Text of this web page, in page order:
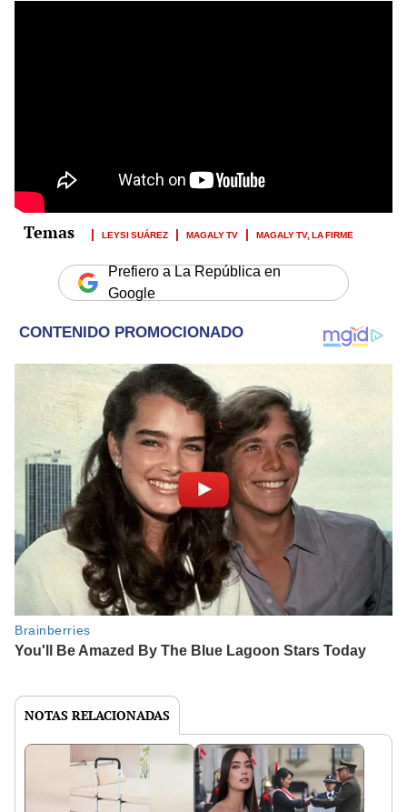
LEYSI SUÁREZ MAGALY TV MAGALY TV, LA FIRME
Prefiero a La República en
Google
NOTAS RELACIONADAS